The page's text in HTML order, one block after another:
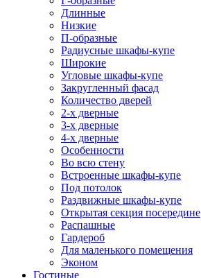
Длинные
Низкие
П-образные
Радиусные шкафы-купе
Широкие
Угловые шкафы-купе
Закругленный фасад
Количество дверей
2-х дверные
3-х дверные
4-х дверные
Особенности
Во всю стену
Встроенные шкафы-купе
Под потолок
Раздвижные шкафы-купе
Открытая секция посередине
Распашные
Гардероб
Для маленького помещения
Эконом
Гостиные